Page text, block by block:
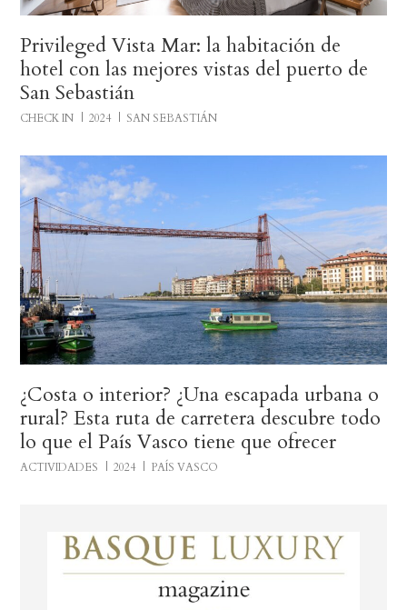
Privileged Vista Mar: la habitación de
hotel con las mejores vistas del puerto de
San Sebastián
CHECK IN 2024 SAN SEBASTIÁN
¿Costa o interior? ¿Una escapada urbana o
rural? Esta ruta de carretera descubre todo
lo que el País Vasco tiene que ofrecer
ACTIVIDADES 2024 PAÍS VASCO